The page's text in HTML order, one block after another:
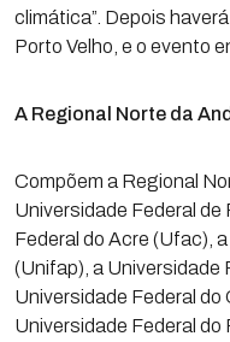
climática”. Depois
Porto Velho, e o evento
A Regional Norte da
Compõem a Regional
Universidade Federal de
Federal do Acre (Ufac),
(Unifap), a Universidade
Universidade Federal do
Universidade Federal do